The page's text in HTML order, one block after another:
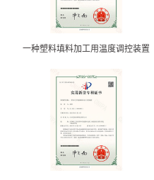
一种塑料填料加工用温度调控装置